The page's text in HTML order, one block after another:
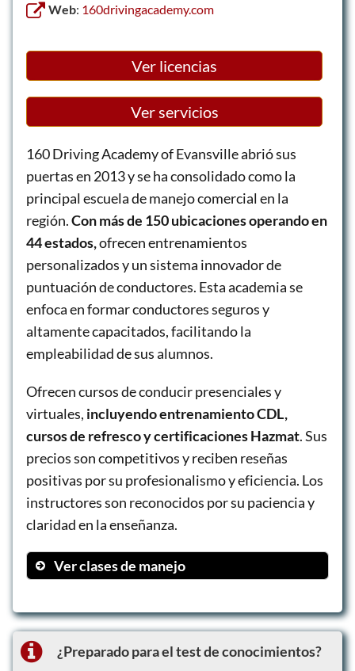
Web: 160drivingacademy.com
Ver licencias
Ver servicios
160 Driving Academy of Evansville abrió sus
puertas en 2013 y se ha consolidado como la
principal escuela de manejo comercial en la
región.Con más de 150 ubicaciones operando en
44 estados,ofrecen entrenamientos
personalizados y un sistema innovador de
puntuación de conductores. Esta academia se
enfoca en formar conductores seguros y
altamente capacitados, facilitando la
empleabilidad de sus alumnos.
Ofrecen cursos de conducir presenciales y
virtuales, incluyendo entrenamiento CDL,
cursos de refresco y certificaciones Hazmat. Sus
precios son competitivos y reciben reseñas
positivas por su profesionalismo y eficiencia. Los
instructores son reconocidos por su paciencia y
claridad en la enseñanza.
Ver clases de manejo
CDL Class A
¿Preparado para el test de conocimientos?